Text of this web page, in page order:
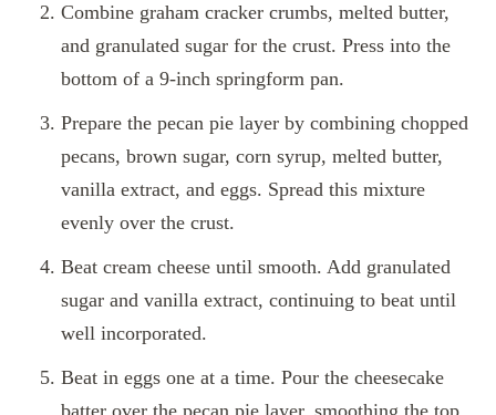
Combine graham cracker crumbs, melted butter,
and granulated sugar for the crust. Press into the
bottom of a 9-inch springform pan.
Prepare the pecan pie layer by combining chopped
pecans, brown sugar, corn syrup, melted butter,
vanilla extract, and eggs. Spread this mixture
evenly over the crust.
Beat cream cheese until smooth. Add granulated
sugar and vanilla extract, continuing to beat until
well incorporated.
Beat in eggs one at a time. Pour the cheesecake